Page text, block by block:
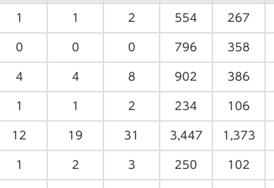
1 1 2 554 267
0 0 0 796 358
4 4 8 902 386
1 1 2 234 106
12 19 31 3,447 1,373
1 2 3 250 102